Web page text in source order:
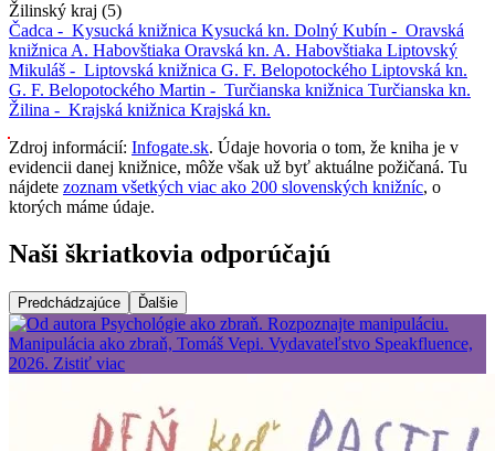
Žilinský kraj (5)
Čadca - Kysucká knižnica Kysucká kn. Dolný Kubín - Oravská
knižnica A. Habovštiaka Oravská kn. A. Habovštiaka Liptovský
Mikuláš - Liptovská knižnica G. F. Belopotockého Liptovská kn.
G. F. Belopotockého Martin - Turčianska knižnica Turčianska kn.
Žilina - Krajská knižnica Krajská kn.
Zdroj informácií: Infogate.sk. Údaje hovoria o tom, že kniha je v
evidencii danej knižnice, môže však už byť aktuálne požičaná. Tu
nájdete zoznam všetkých viac ako 200 slovenských knižníc, o
ktorých máme údaje.
Naši škriatkovia odporúčajú
Predchádzajúce Ďalšie